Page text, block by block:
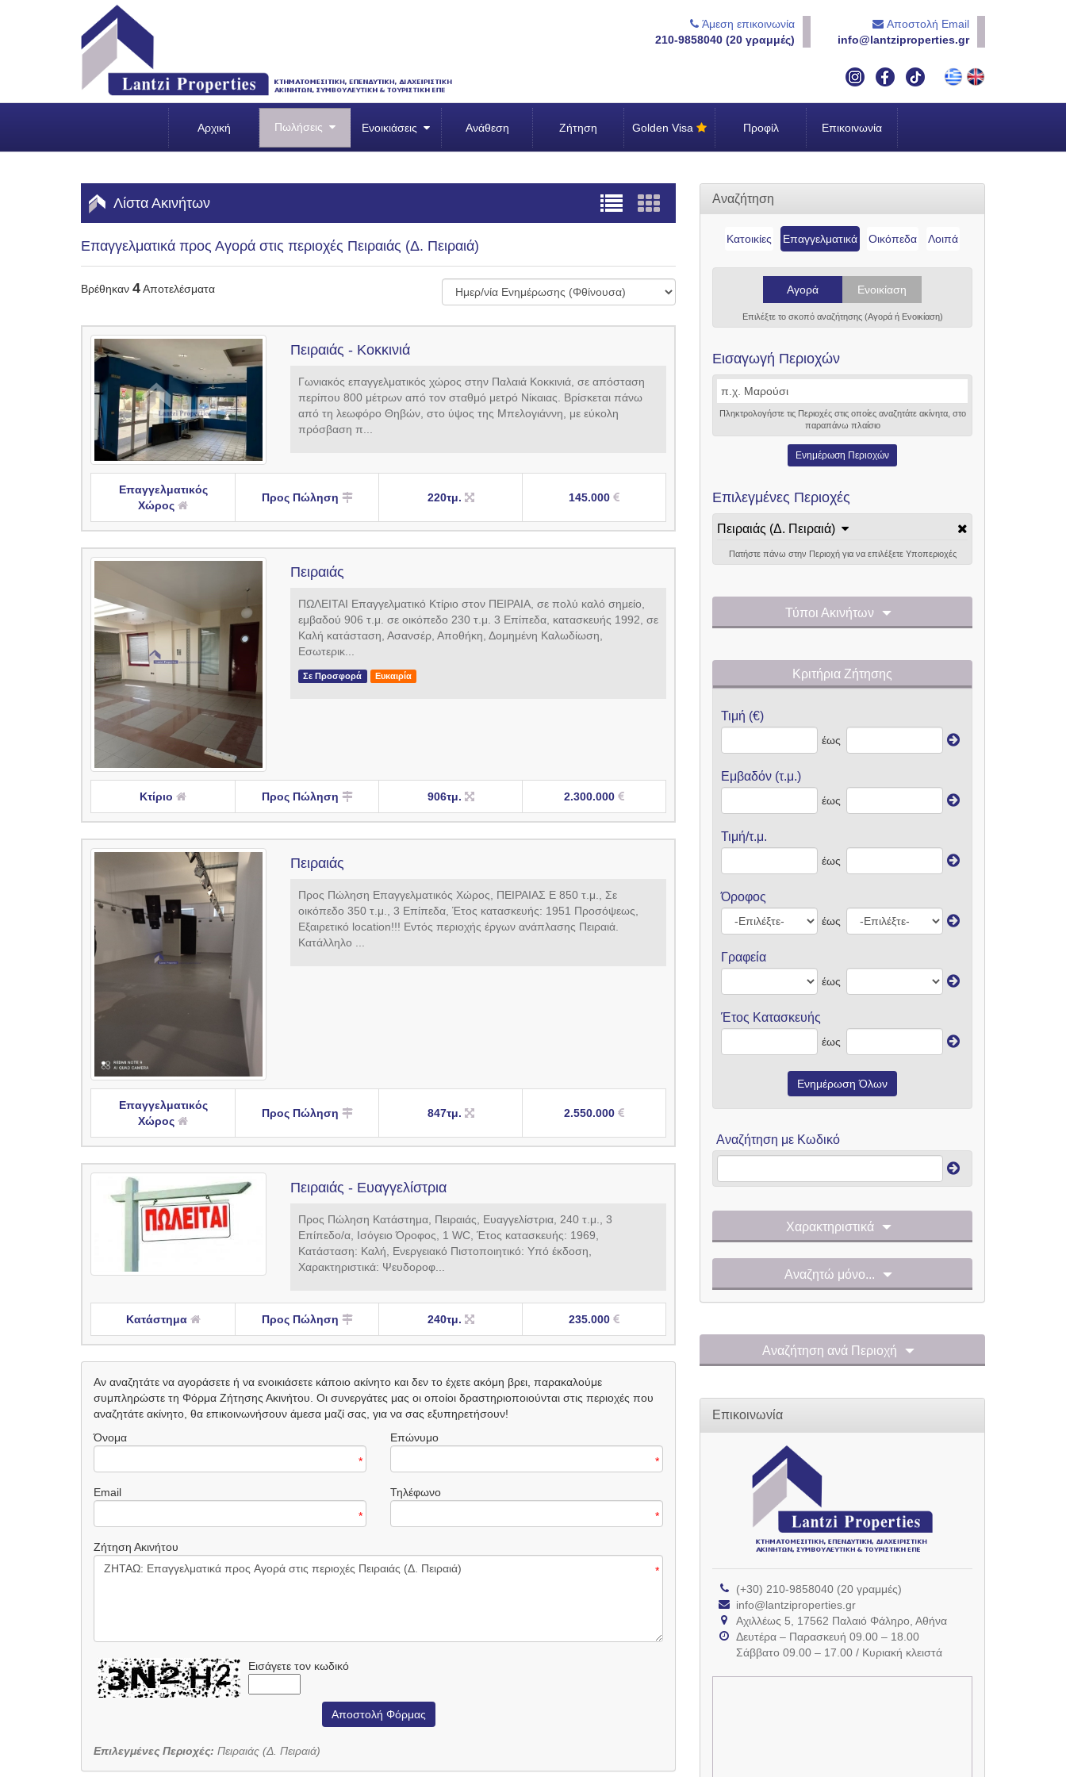
Άμεση επικοινωνία
210-9858040 (20 γραμμές)
Αποστολή Email
info@lantziproperties.gr
Αρχική Πωλήσεις Ενοικιάσεις Ανάθεση Ζήτηση Golden Visa Προφίλ Επικοινωνία
Λίστα Ακινήτων
Επαγγελματικά προς Αγορά στις περιοχές Πειραιάς (Δ. Πειραιά)
Βρέθηκαν 4Αποτελέσματα
Πειραιάς - Κοκκινιά
Γωνιακός επαγγελματικός χώρος στην Παλαιά Κοκκινιά, σε απόσταση
περίπου 800 μέτρων από τον σταθμό μετρό Νίκαιας. Βρίσκεται πάνω
από τη λεωφόρο Θηβών, στο ύψος της Μπελογιάννη, με εύκολη
πρόσβαση π...
Επαγγελματικός
Χώρος
Προς Πώληση 220τμ. 145.000
Πειραιάς
ΠΩΛΕΙΤΑΙ Επαγγελματικό Κτίριο στον ΠΕΙΡΑΙΑ, σε πολύ καλό σημείο,
εμβαδού 906 τ.μ. σε οικόπεδο 230 τ.μ. 3 Επίπεδα, κατασκευής 1992, σε
Καλή κατάσταση, Ασανσέρ, Αποθήκη, Δομημένη Καλωδίωση,
Εσωτερικ...
Σε Προσφορά Ευκαιρία
Κτίριο Προς Πώληση 906τμ. 2.300.000
Πειραιάς
Προς Πώληση Επαγγελματικός Χώρος, ΠΕΙΡΑΙΑΣ Ε 850 τ.μ., Σε
οικόπεδο 350 τ.μ., 3 Επίπεδα, Έτος κατασκευής: 1951 Προσόψεως,
Εξαιρετικό location!!! Εντός περιοχής έργων ανάπλασης Πειραιά.
Κατάλληλο ...
Επαγγελματικός
Χώρος
Προς Πώληση 847τμ. 2.550.000
Πειραιάς - Ευαγγελίστρια
Προς Πώληση Κατάστημα, Πειραιάς, Ευαγγελίστρια, 240 τ.μ., 3
Επίπεδο/α, Ισόγειο Όροφος, 1 WC, Έτος κατασκευής: 1969,
Κατάσταση: Καλή, Ενεργειακό Πιστοποιητικό: Υπό έκδοση,
Χαρακτηριστικά: Ψευδοροφ...
Κατάστημα Προς Πώληση 240τμ. 235.000
Αν αναζητάτε να αγοράσετε ή να ενοικιάσετε κάποιο ακίνητο και δεν το έχετε ακόμη βρει, παρακαλούμε
συμπληρώστε τη Φόρμα Ζήτησης Ακινήτου. Οι συνεργάτες μας οι οποίοι δραστηριοποιούνται στις περιοχές που
αναζητάτε ακίνητο, θα επικοινωνήσουν άμεσα μαζί σας, για να σας εξυπηρετήσουν!
Όνομα
*
Email
*
Επώνυμο
*
Τηλέφωνο
*
Ζήτηση Ακινήτου
*
Εισάγετε τον κωδικό
Αποστολή Φόρμας
Επιλεγμένες Περιοχές: Πειραιάς (Δ. Πειραιά)
Αναζήτηση
Κατοικίες Επαγγελματικά Οικόπεδα Λοιπά
Αγορά Ενοικίαση
Επιλέξτε το σκοπό αναζήτησης (Αγορά ή Ενοικίαση)
Εισαγωγή Περιοχών
Πληκτρολογήστε τις Περιοχές στις οποίες αναζητάτε ακίνητα, στο
παραπάνω πλαίσιο
Ενημέρωση Περιοχών
Επιλεγμένες Περιοχές
Πειραιάς (Δ. Πειραιά)
Πατήστε πάνω στην Περιοχή για να επιλέξετε Υποπεριοχές
Τύποι Ακινήτων
Κριτήρια Ζήτησης
Τιμή (€)
έως
Εμβαδόν (τ.μ.)
έως
Τιμή/τ.μ.
έως
Όροφος
έως
Γραφεία
έως
Έτος Κατασκευής
έως
Ενημέρωση Όλων
Αναζήτηση με Κωδικό
Χαρακτηριστικά
Αναζητώ μόνο...
Αναζήτηση ανά Περιοχή
Επικοινωνία
(+30) 210-9858040 (20 γραμμές)
info@lantziproperties.gr
Αχιλλέως 5, 17562 Παλαιό Φάληρο, Αθήνα
Δευτέρα – Παρασκευή 09.00 – 18.00
Σάββατο 09.00 – 17.00 / Κυριακή κλειστά